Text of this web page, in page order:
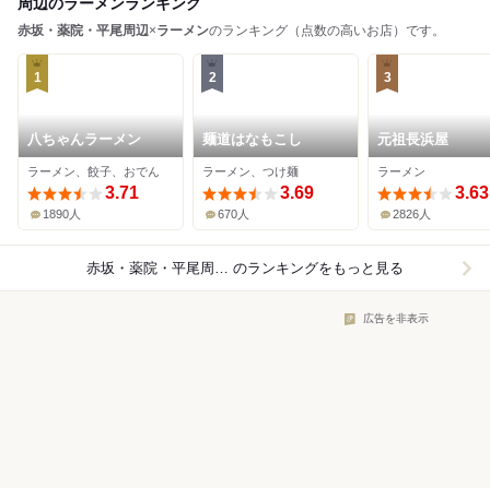
周辺のラーメンランキング
赤坂・薬院・平尾周辺×ラーメンのランキング（点数の高いお店）です。
1
八ちゃんラーメン
ラーメン、餃子、おでん
3.71
1890人
2
麺道はなもこし
ラーメン、つけ麺
3.69
670人
3
元祖長浜屋
ラーメン
3.63
2826人
赤坂・薬院・平尾周辺×ラーメン のランキングをもっと見る
広告を非表示